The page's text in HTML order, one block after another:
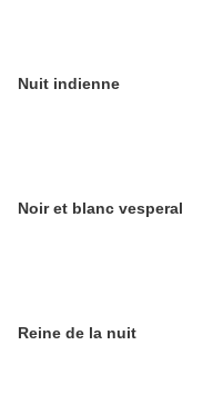
Nuit indienne
Noir et blanc vesperal
Reine de la nuit